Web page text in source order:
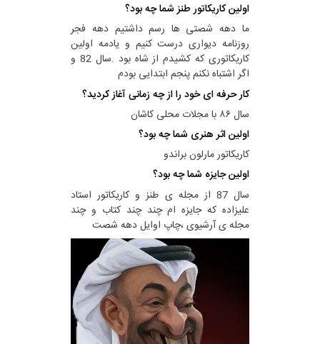
اولین کاریکاتور طنز شما چه بود؟
ما دهه شصتی ها رسم داشتیم دهه فجر
روزنامه دیواری درست کنیم و یادمه اولین
کاریکاتوری که کشیدم از شاه بود .سال 82 و
اگر اشتباه نکنم پنجم ابتدایی بودم
کار حرفه ای خود را از چه زمانی آغاز کردید؟
سال ۸۶ با مجلات محلی کاشان
اولین اثر هنری شما چه بود؟
کاریکاتور مارلون براندو
اولین جایزه شما چه بود؟
سال 87 از مجله ی طنز و کاریکاتور استاد
علیزاده که جایزه ام چند چند کتاب و چند
مجله ی آرشیوی ،چاپ اوایل دهه شصت